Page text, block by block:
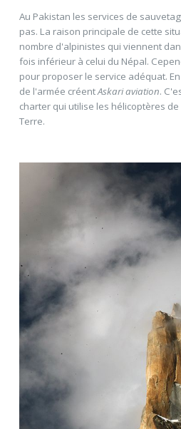
Au Pakistan les services de
pas. La raison principale de cette
nombre d'alpinistes qui viennent
fois inférieur à celui du Népal.
pour proposer le service adéquat.
de l'armée créentAskari aviation.
charter qui utilise les hélicoptères
Terre.